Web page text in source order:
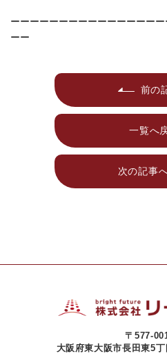
ーーーーーーーーーーーーーーー
ーー
前の
一覧へ
次の記事
〒577-
大阪府東大阪市長田東5